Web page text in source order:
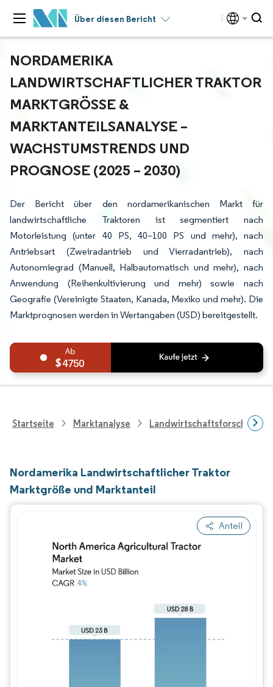
Über diesen Bericht
NORDAMERIKA
LANDWIRTSCHAFTLICHER TRAKTOR
MARKTGRÖSSE & M
ARKTANTEILSANALYSE – W
ACHSTUMSTRENDS UND P
ROGNOSE (2025 – 2030)
Der Bericht über den nordamerikanischen Markt für
landwirtschaftliche Traktoren ist segmentiert nach
Motorleistung (unter 40 PS, 40–100 PS und mehr), nach
Antriebsart (Zweiradantrieb und Vierradantrieb), nach
Autonomiegrad (Manuell, Halbautomatisch und mehr), nach
Anwendung (Reihenkultivierung und mehr) sowie nach
Geografie (Vereinigte Staaten, Kanada, Mexiko und mehr). Die
Marktprognosen werden in Wertangaben (USD) bereitgestellt.
4750
Startseite Marktanalyse Landwirtschaftsforschung
Nordamerika Landwirtschaftlicher Traktor
Marktgröße und Marktanteil
Anteil